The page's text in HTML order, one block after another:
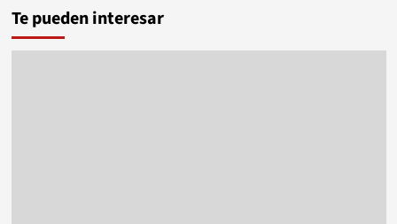
Te pueden interesar